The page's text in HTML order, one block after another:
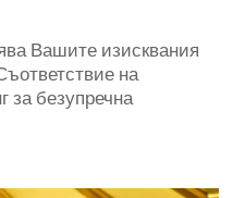
Вашите изисквания
на
за безупречна